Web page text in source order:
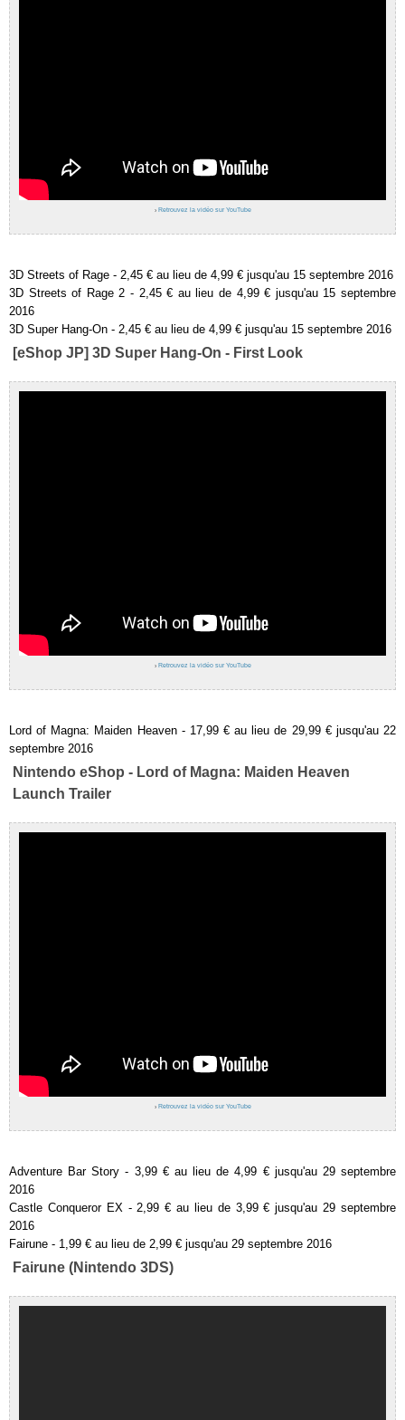
› Retrouvez la vidéo sur YouTube
3D Streets of Rage - 2,45 € au lieu de 4,99 € jusqu'au 15 septembre 2016
3D Streets of Rage 2 - 2,45 € au lieu de 4,99 € jusqu'au 15 septembre
2016
3D Super Hang-On - 2,45 € au lieu de 4,99 € jusqu'au 15 septembre 2016
[eShop JP] 3D Super Hang-On - First Look
› Retrouvez la vidéo sur YouTube
Lord of Magna: Maiden Heaven - 17,99 € au lieu de 29,99 € jusqu'au 22
septembre 2016
Nintendo eShop - Lord of Magna: Maiden Heaven
Launch Trailer
› Retrouvez la vidéo sur YouTube
Adventure Bar Story - 3,99 € au lieu de 4,99 € jusqu'au 29 septembre
2016
Castle Conqueror EX - 2,99 € au lieu de 3,99 € jusqu'au 29 septembre
2016
Fairune - 1,99 € au lieu de 2,99 € jusqu'au 29 septembre 2016
Fairune (Nintendo 3DS)